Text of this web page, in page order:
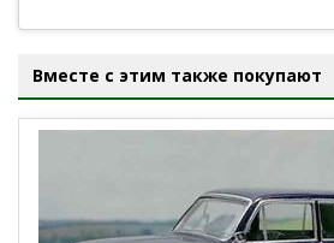
Вместе с этим также покупают